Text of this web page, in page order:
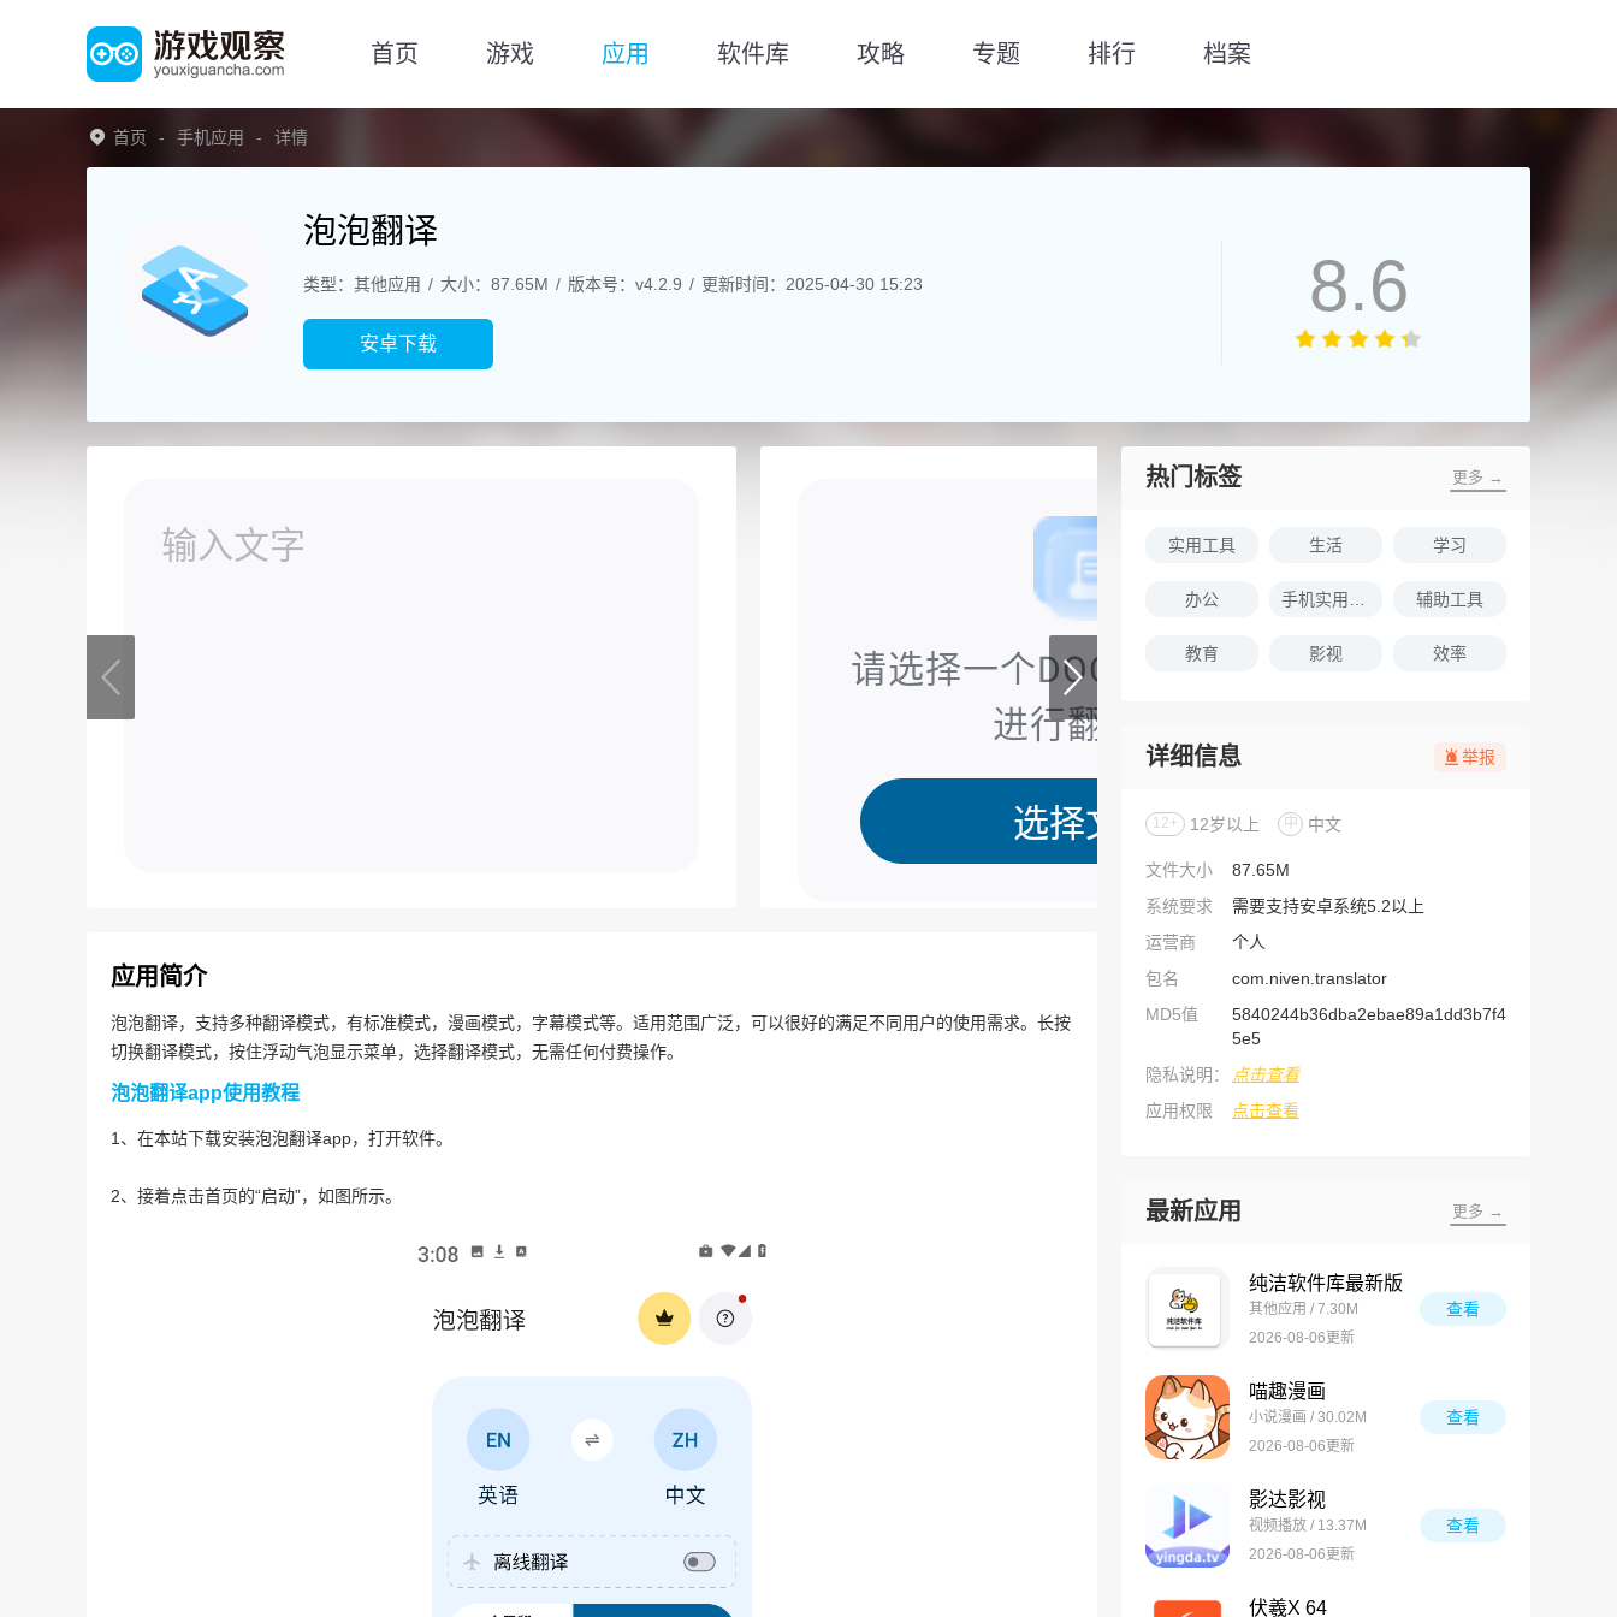
首页 游戏 应用 软件库 攻略 专题 排行 档案
首页 手机应用 详情
泡泡翻译
类型：其他应用 大小：87.65M 版本号：v4.2.9 更新时间：2025-04-30 15:23
安卓下载
8.6
应用简介
泡泡翻译，支持多种翻译模式，有标准模式，漫画模式，字幕模式等。适用范围广泛，可以很好的满足不同用户的使用需求。长按
切换翻译模式，按住浮动气泡显示菜单，选择翻译模式，无需任何付费操作。
泡泡翻译app使用教程
1、在本站下载安装泡泡翻译app，打开软件。
2、接着点击首页的“启动”，如图所示。
热门标签 更多 →
实用工具 生活 学习
办公 辅助工具
教育 影视 效率
详细信息 举报
12+ 12岁以上 中 中文
文件大小
87.65M
系统要求
需要支持安卓系统5.2以上
运营商
个人
包名
com.niven.translator
MD5值
5840244b36dba2ebae89a1dd3b7f4
5e5
隐私说明：
点击查看
应用权限
点击查看
最新应用 更多 →
纯洁软件库最新版
其他应用 / 7.30M
2026-08-06更新
查看
喵趣漫画
小说漫画 / 30.02M
2026-08-06更新
查看
影达影视
视频播放 / 13.37M
2026-08-06更新
查看
伏羲X 64